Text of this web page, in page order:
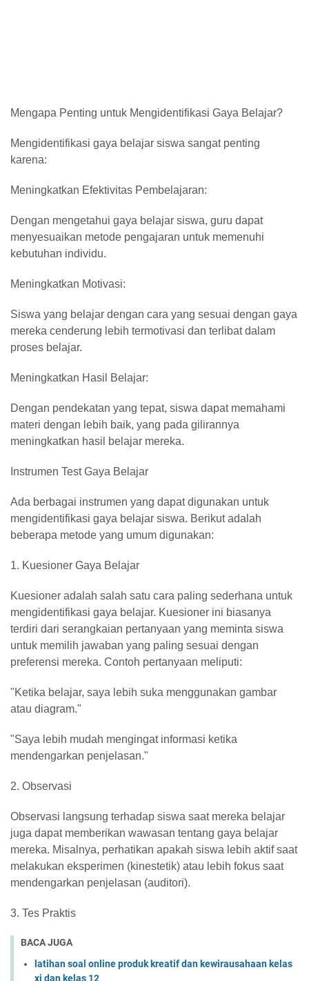
Mengapa Penting untuk Mengidentifikasi Gaya Belajar?
Mengidentifikasi gaya belajar siswa sangat penting
karena:
Meningkatkan Efektivitas Pembelajaran:
Dengan mengetahui gaya belajar siswa, guru dapat
menyesuaikan metode pengajaran untuk memenuhi
kebutuhan individu.
Meningkatkan Motivasi:
Siswa yang belajar dengan cara yang sesuai dengan gaya
mereka cenderung lebih termotivasi dan terlibat dalam
proses belajar.
Meningkatkan Hasil Belajar:
Dengan pendekatan yang tepat, siswa dapat memahami
materi dengan lebih baik, yang pada gilirannya
meningkatkan hasil belajar mereka.
Instrumen Test Gaya Belajar
Ada berbagai instrumen yang dapat digunakan untuk
mengidentifikasi gaya belajar siswa. Berikut adalah
beberapa metode yang umum digunakan:
1. Kuesioner Gaya Belajar
Kuesioner adalah salah satu cara paling sederhana untuk
mengidentifikasi gaya belajar. Kuesioner ini biasanya
terdiri dari serangkaian pertanyaan yang meminta siswa
untuk memilih jawaban yang paling sesuai dengan
preferensi mereka. Contoh pertanyaan meliputi:
"Ketika belajar, saya lebih suka menggunakan gambar
atau diagram."
"Saya lebih mudah mengingat informasi ketika
mendengarkan penjelasan."
2. Observasi
Observasi langsung terhadap siswa saat mereka belajar
juga dapat memberikan wawasan tentang gaya belajar
mereka. Misalnya, perhatikan apakah siswa lebih aktif saat
melakukan eksperimen (kinestetik) atau lebih fokus saat
mendengarkan penjelasan (auditori).
3. Tes Praktis
BACA JUGA
latihan soal online produk kreatif dan kewirausahaan kelas
xi dan kelas 12